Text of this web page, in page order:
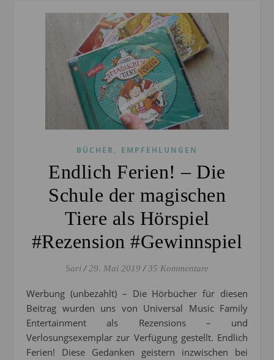
BÜCHER, EMPFEHLUNGEN
Endlich Ferien! – Die
Schule der magischen
Tiere als Hörspiel
#Rezension #Gewinnspiel
Sari / 29. Mai 2019 / 35 Kommentare
Werbung (unbezahlt) – Die Hörbücher für diesen
Beitrag wurden uns von Universal Music Family
Entertainment als Rezensions – und
Verlosungsexemplar zur Verfügung gestellt. Endlich
Ferien! Diese Gedanken geistern inzwischen bei